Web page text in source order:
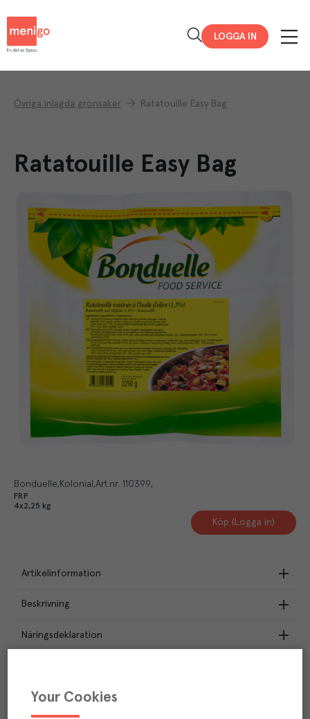
LOGGA IN
Övriga inlagda grönsaker Ratatouille Easy Bag
Ratatouille Easy Bag
Bonduelle Kolonial Art.nr. 110399
FRP
4x2,25 kg
Köp (Logga in)
Artikelinformation
Beskrivning
Näringsdeklaration
Varje kilo av varan påverkar klimatet motsvarande
utsläppen av 0.9 kg koldioxid.
Your Cookies